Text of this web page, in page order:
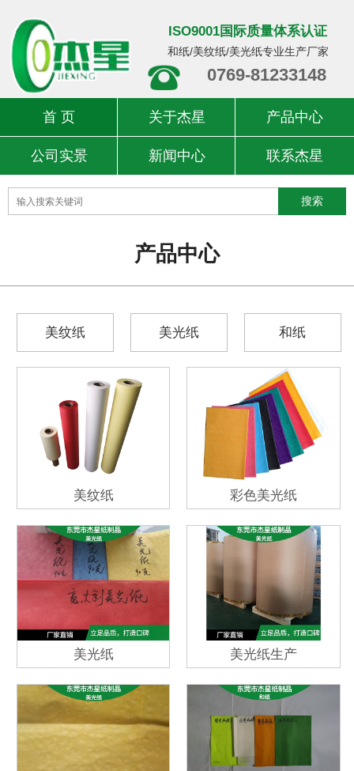
ISO9001国际质量体系认证
和纸/美纹纸/美光纸专业生产厂家
0769-81233148
首 页 关于杰星 产品中心
公司实景 新闻中心 联系杰星
产品中心
美纹纸 美光纸 和纸
美纹纸 彩色美光纸
美光纸 美光纸生产